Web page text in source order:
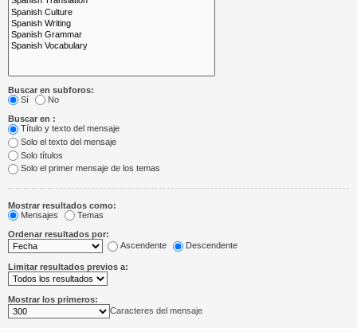
Buscar en subforos:
Sí
No
Buscar en :
Título y texto del mensaje
Solo el texto del mensaje
Solo títulos
Solo el primer mensaje de los temas
Mostrar resultados como:
Mensajes
Temas
Ordenar resultados por:
Ascendente
Descendente
Limitar resultados previos a:
Mostrar los primeros:
Caracteres del mensaje